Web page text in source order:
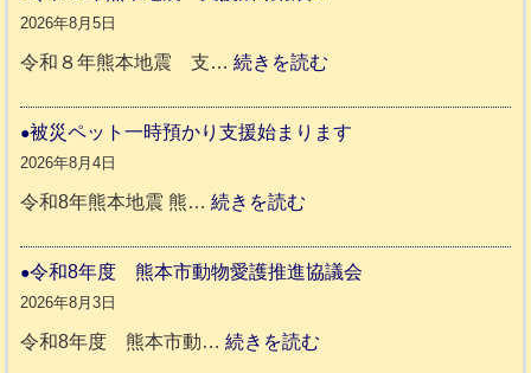
リ
ッ
さ
ん
ト
人
ホ
2026年8月5日
令和８年熊本地震 支…続きを読む
和
本
被災ペット一時預かり支援始まります
2026年8月4日
令和8年熊本地震 熊…続きを読む
災
ッ
令和8年度 熊本市動物愛護推進協議会
2026年8月3日
令和8年度 熊本市動…続きを読む